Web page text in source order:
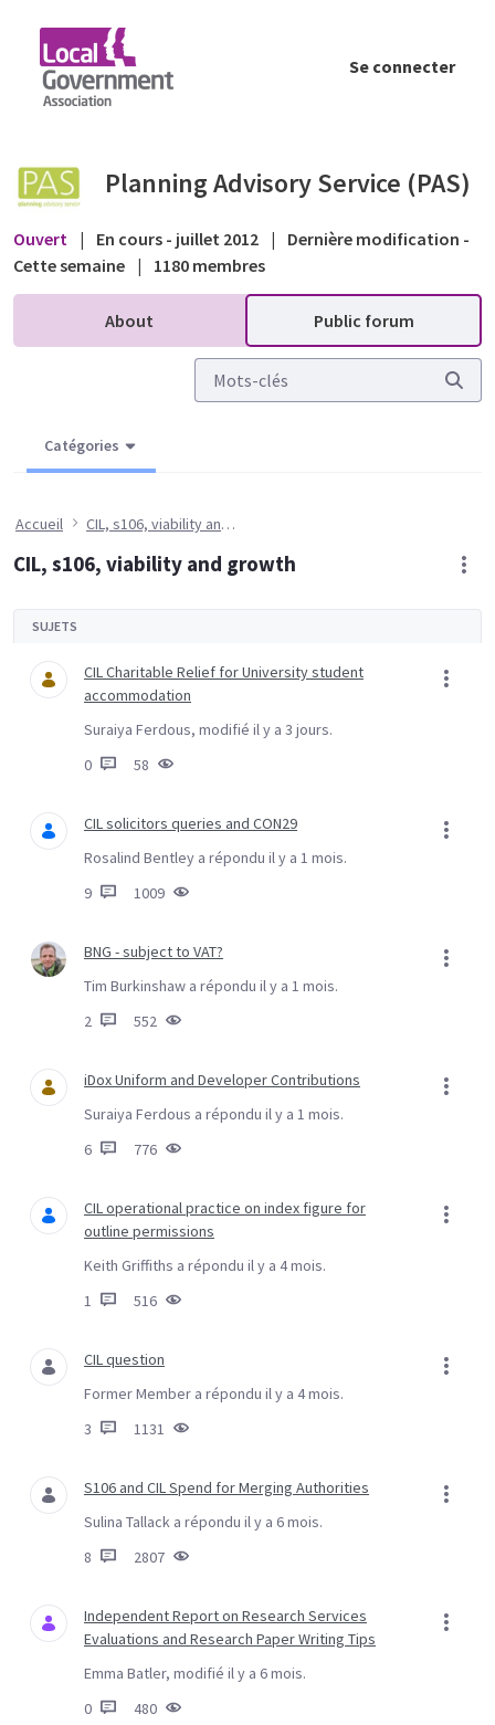
Se connecter
Planning Advisory Service (PAS)
Ouvert | En cours - juillet 2012 |
Dernière modification -
Cette semaine | 1180 membres
About Public forum
Catégories
Accueil CIL, s106, viability and growth
CIL, s106, viability and growth
SUJETS
CIL Charitable Relief for University student
accommodation
Suraiya Ferdous, modifié il y a 3 jours.
0
58
CIL solicitors queries and CON29
Rosalind Bentley a répondu il y a 1 mois.
9
1009
BNG - subject to VAT?
Tim Burkinshaw a répondu il y a 1 mois.
2
552
iDox Uniform and Developer Contributions
Suraiya Ferdous a répondu il y a 1 mois.
6
776
CIL operational practice on index figure for
outline permissions
Keith Griffiths a répondu il y a 4 mois.
1
516
CIL question
Former Member a répondu il y a 4 mois.
3
1131
S106 and CIL Spend for Merging Authorities
Sulina Tallack a répondu il y a 6 mois.
8
2807
Independent Report on Research Services
Evaluations and Research Paper Writing Tips
Emma Batler, modifié il y a 6 mois.
0
480